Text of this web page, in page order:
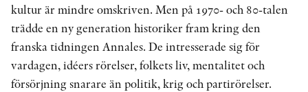
kultur är mindre omskriven. Men på 1970- och 80-talen
trädde en ny generation historiker fram kring den
franska tidningen Annales. De intresserade sig för
vardagen, idéers rörelser, folkets liv, mentalitet och
försörjning snarare än politik, krig och partirörelser.